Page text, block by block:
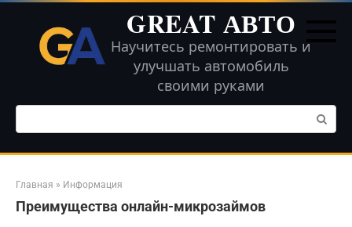
Перейти
контенту
GREAT АВТО
Научитесь ремонтировать и
улучшать автомобиль
своими руками
Поиск:
Главная » Информация
Преимущества онлайн-микрозаймов